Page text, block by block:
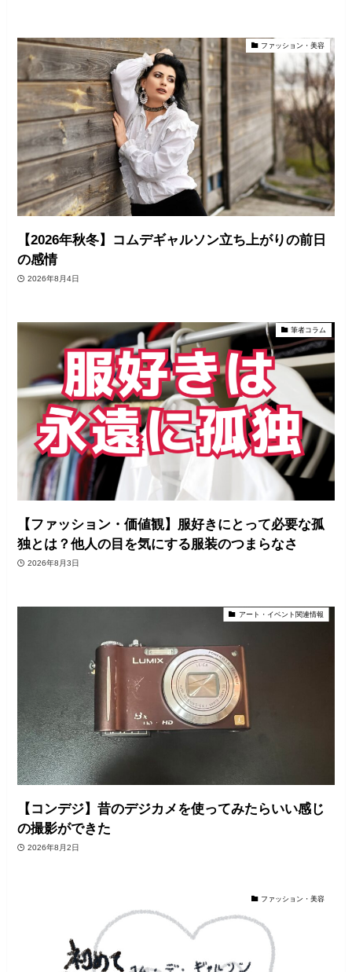
ファッション・美容
【2026年秋冬】コムデギャルソン立ち上がりの前日
の感情
2026年8月4日
筆者コラム
【ファッション・価値観】服好きにとって必要な孤
独とは？他人の目を気にする服装のつまらなさ
2026年8月3日
アート・イベント関連情報
【コンデジ】昔のデジカメを使ってみたらいい感じ
の撮影ができた
2026年8月2日
ファッション・美容